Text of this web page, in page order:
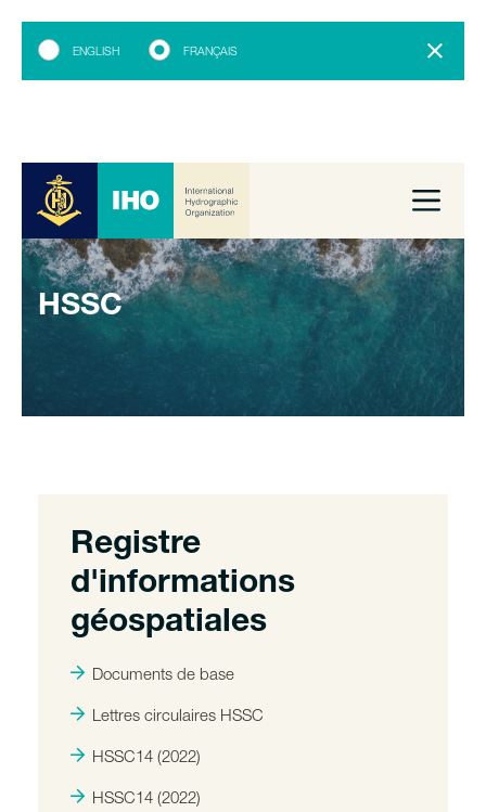
ENGLISH FRANÇAIS
HSSC
Registre
d'informations
géospatiales
Documents de base
Lettres circulaires HSSC
HSSC14 (2022)
HSSC14 (2022)